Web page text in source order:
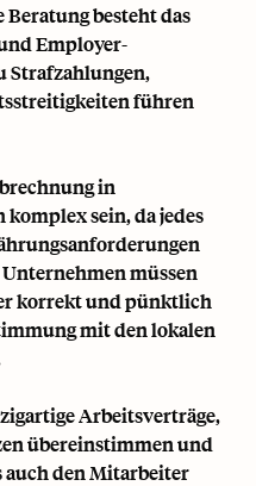
besteht das
Employer-
Strafzahlungen,
führen
in
sein, da jedes
müssen
korrekt und pünktlich
mit den lokalen
Arbeitsverträge,
übereinstimmen und
auch den Mitarbeiter